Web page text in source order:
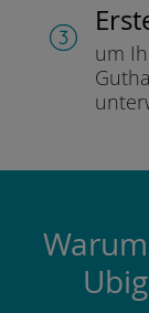
um